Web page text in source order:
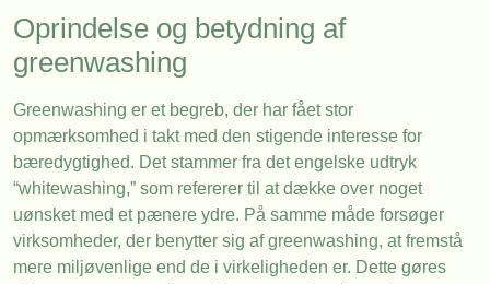
Oprindelse og betydning af
greenwashing
Greenwashing er et begreb, der har fået stor
opmærksomhed i takt med den stigende interesse for
bæredygtighed. Det stammer fra det engelske udtryk
“whitewashing,” som refererer til at dække over noget
uønsket med et pænere ydre. På samme måde forsøger
virksomheder, der benytter sig af greenwashing, at fremstå
mere miljøvenlige end de i virkeligheden er. Dette gøres